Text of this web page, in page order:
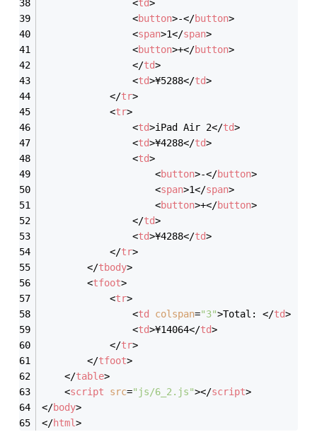
<td>
<button>-</button>
<span>1</span>
<button>+</button>
</td>
<td>¥5288</td>
</tr>
<tr>
<td>iPad Air 2</td>
<td>¥4288</td>
<td>
<button>-</button>
<span>1</span>
<button>+</button>
</td>
<td>¥4288</td>
</tr>
</tbody>
<tfoot>
<tr>
<td colspan="3">Total: </td>
<td>¥14064</td>
</tr>
</tfoot>
</table>
<script src="js/6_2.js"></script>
</body>
</html>